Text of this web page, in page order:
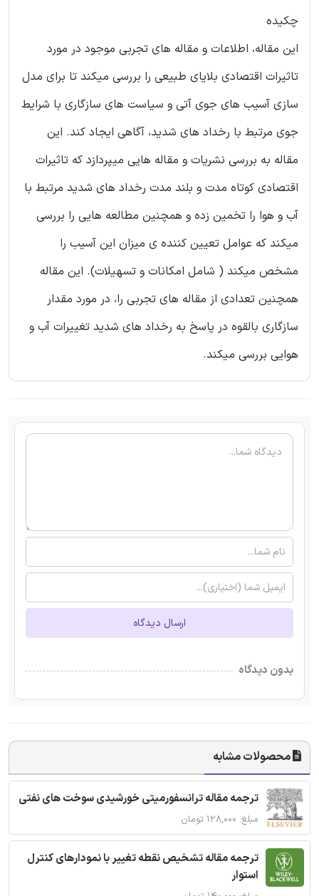
چکیده
این مقاله، اطلاعات و مقاله های تجربی موجود در مورد
تاثیرات اقتصادی بلایای طبیعی را بررسی میکند تا برای مدل
سازی آسیب های جوی آتی و سیاست های سازگاری با شرایط
جوی مرتبط با رخداد های شدید، آگاهی ایجاد کند. این
مقاله به بررسی نشریات و مقاله هایی میپردازد که تاثیرات
اقتصادی کوتاه مدت و بلند مدت رخداد های شدید مرتبط با
آب و هوا را تخمین زده و همچنین مطالعه هایی را بررسی
میکند که عوامل تعیین کننده ی میزان این آسیب را
مشخص میکند ( شامل امکانات و تسهیلات). این مقاله
همچنین تعدادی از مقاله های تجربی را، در مورد مقدار
سازگاری بالقوه در پاسخ به رخداد های شدید تغییرات آب و
هوایی بررسی میکند.
ارسال دیدگاه
بدون دیدگاه
محصولات مشابه
ترجمه مقاله ترانسفورمیتی خورشیدی سوخت های نفتی
مبلغ: ۱۲۸,۰۰۰ تومان
ترجمه مقاله تشخیص نقطه تغییر با نمودارهای کنترل
استوار